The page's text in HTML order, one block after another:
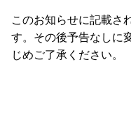
このお知らせに記載さ
す。その後予告なしに
じめご了承ください。